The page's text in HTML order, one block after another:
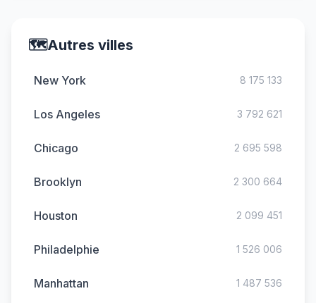
🗺️Autres villes
New York 8 175 133
Los Angeles 3 792 621
Chicago 2 695 598
Brooklyn 2 300 664
Houston 2 099 451
Philadelphie 1 526 006
Manhattan 1 487 536